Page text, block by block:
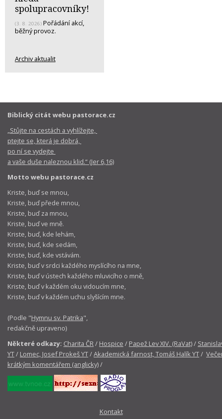
spolupracovníky!
(3. 8. 2026) Pořádání akcí,
běžný provoz.
Archiv aktualit
Biblický citát webu pastorace.cz
„Stůjte na cestách a vyhlížejte,
ptejte se, která je dobrá,
po ní se vydejte
a vaše duše naleznou klid.“ (Jer 6,16)
Motto webu pastorace.cz
Kriste, buď se mnou,
Kriste, buď přede mnou,
Kriste, buď za mnou,
Kriste, buď ve mně.
Kriste, buď, kde lehám,
Kriste, buď, kde sedám,
Kriste, buď, kde vstávám.
Kriste, buď v srdci každého myslícího na mne,
Kriste, buď v ústech každého mluvicího o mně,
Kriste, buď v každém oku vidoucím mne,
Kriste, buď v každém uchu slyšícím mne.
(Podle "Hymnu sv. Patrika",
redakčně upraveno)
Některé odkazy: Charita ČR/ Hospice / Papež Lev XIV. (RaVat)/
YT/ Lomec, Josef Prokeš YT/Akademická farnost, Tomáš Halík YT/
krátkým komentářem (anglicky)/
Kontakt